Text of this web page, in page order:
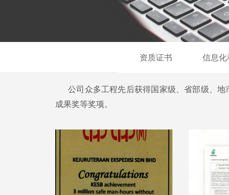
资质证书 信息化
公司众多工程先后获得国家级、省部级、地
成果奖等奖项。